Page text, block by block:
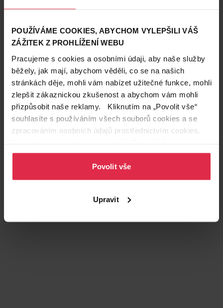
POUŽÍVÁME COOKIES, ABYCHOM VYLEPŠILI VÁŠ
ZÁŽITEK Z PROHLÍŽENÍ WEBU
Pracujeme s cookies a osobními údaji, aby naše služby
běžely, jak mají, abychom věděli, co se na našich
stránkách děje, mohli vám nabízet užitečné funkce, mohli
zlepšit zákaznickou zkušenost a abychom vám mohli
přizpůsobit naše reklamy. Kliknutím na „Povolit vše“
souhlasíte s používáním všech souborů cookies a se
zpracováním osobních údajů prostřednictvím cookies.
osobních údajů.
Povolit vše
Upravit
Podobné produkty